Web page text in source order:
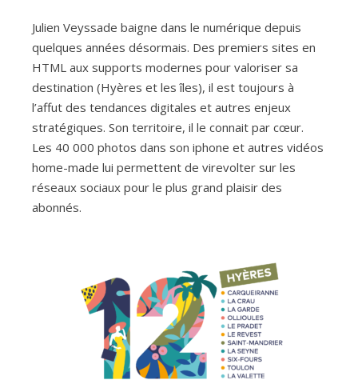
Julien Veyssade baigne dans le numérique depuis
quelques années désormais. Des premiers sites en
HTML aux supports modernes pour valoriser sa
destination (Hyères et les îles), il est toujours à
l’affut des tendances digitales et autres enjeux
stratégiques. Son territoire, il le connait par cœur.
Les 40 000 photos dans son iphone et autres vidéos
home-made lui permettent de virevolter sur les
réseaux sociaux pour le plus grand plaisir des
abonnés.